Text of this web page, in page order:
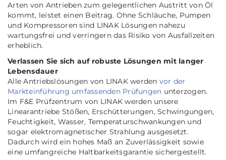
Arten von Antrieben zum gelegentlichen Austritt von Öl
kommt, leistet einen Beitrag. Ohne Schläuche, Pumpen
und Kompressoren sind LINAK Lösungen nahezu
wartungsfrei und verringern das Risiko von Ausfallzeiten
erheblich.
Verlassen Sie sich auf robuste Lösungen mit langer
Lebensdauer
Alle Antriebslösungen von LINAK werden vor der
Markteinführung umfassenden Prüfungen unterzogen.
Im F&E Prüfzentrum von LINAK werden unsere
Linearantriebe Stößen, Erschütterungen, Schwingungen,
Feuchtigkeit, Wasser, Temperaturschwankungen und
sogar elektromagnetischer Strahlung ausgesetzt.
Dadurch wird ein hohes Maß an Zuverlässigkeit sowie
eine umfangreiche Haltbarkeitsgarantie sichergestellt.